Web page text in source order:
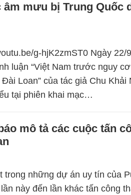
mưu bị Trung Quốc
g-hjK2zmST0 Ngày 22/
luận “Việt Nam trước nguy
Loan” của tác giả Chu Khải
tại phiên khai mạc…
mô tả các cuộc tấn
trong những dự án uy tín của
này đến lần khác tấn công